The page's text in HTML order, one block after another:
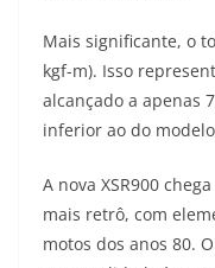
Mais significante, o
kgf-m). Isso
alcançado a apenas
inferior ao do
A nova XSR900
mais retrô, com
motos dos anos 80.